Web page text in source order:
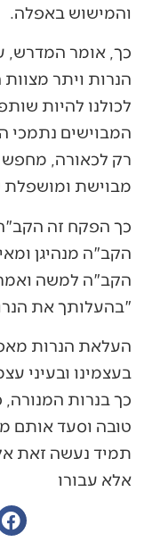
והמישוש באפלה.
כך, אומר המדרש,
הנרות ויתר
לכולנו להיות
המבוישים נתמכי
רק לכאורה,
מבוישת ומושפלת
כך הפקח זה
הקב"ה מנהיגן
הקב"ה למשה ואמר
"בהעלותך את
העלאת הנרות
בעצמינו ובעיני
כך בנרות המנורה,
טובה וסעד אותם
תמיד נעשה זאת
אלא עבורו